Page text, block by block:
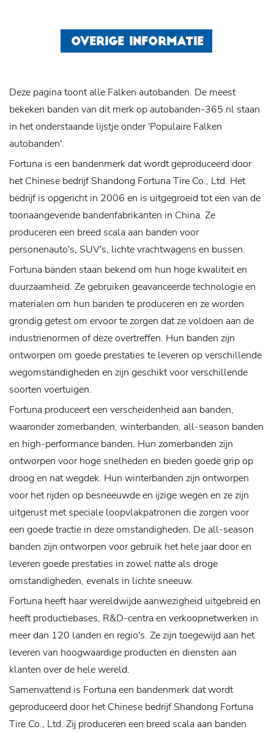
OVERIGE INFORMATIE
Deze pagina toont alle Falken autobanden. De meest
bekeken banden van dit merk op autobanden-365.nl staan
in het onderstaande lijstje onder 'Populaire Falken
autobanden'.
Fortuna is een bandenmerk dat wordt geproduceerd door
het Chinese bedrijf Shandong Fortuna Tire Co., Ltd. Het
bedrijf is opgericht in 2006 en is uitgegroeid tot een van de
toonaangevende bandenfabrikanten in China. Ze
produceren een breed scala aan banden voor
personenauto's, SUV's, lichte vrachtwagens en bussen.
Fortuna banden staan ​​bekend om hun hoge kwaliteit en
duurzaamheid. Ze gebruiken geavanceerde technologie en
materialen om hun banden te produceren en ze worden
grondig getest om ervoor te zorgen dat ze voldoen aan de
industrienormen of deze overtreffen. Hun banden zijn
ontworpen om goede prestaties te leveren op verschillende
wegomstandigheden en zijn geschikt voor verschillende
soorten voertuigen.
Fortuna produceert een verscheidenheid aan banden,
waaronder zomerbanden, winterbanden, all-season banden
en high-performance banden. Hun zomerbanden zijn
ontworpen voor hoge snelheden en bieden goede grip op
droog en nat wegdek. Hun winterbanden zijn ontworpen
voor het rijden op besneeuwde en ijzige wegen en ze zijn
uitgerust met speciale loopvlakpatronen die zorgen voor
een goede tractie in deze omstandigheden. De all-season
banden zijn ontworpen voor gebruik het hele jaar door en
leveren goede prestaties in zowel natte als droge
omstandigheden, evenals in lichte sneeuw.
Fortuna heeft haar wereldwijde aanwezigheid uitgebreid en
heeft productiebases, R&D-centra en verkoopnetwerken in
meer dan 120 landen en regio's. Ze zijn toegewijd aan het
leveren van hoogwaardige producten en diensten aan
klanten over de hele wereld.
Samenvattend is Fortuna een bandenmerk dat wordt
geproduceerd door het Chinese bedrijf Shandong Fortuna
Tire Co., Ltd. Zij produceren een breed scala aan banden